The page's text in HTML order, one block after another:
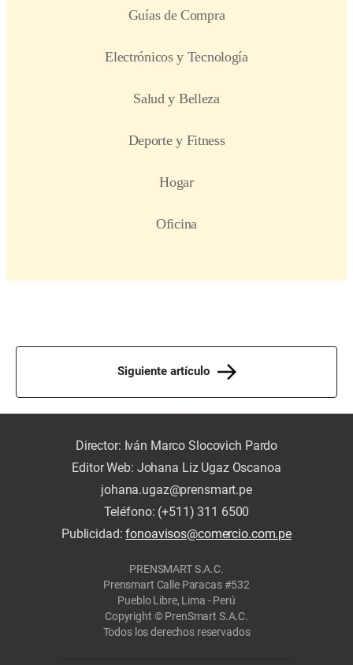
Siguiente artículo
Director: Iván Marco Slocovich Pardo
Editor Web: Johana Liz Ugaz Oscanoa
johana.ugaz@prensmart.pe
Teléfono: (+511) 311 6500
Publicidad:fonoavisos@comercio.com.pe
PRENSMART S.A.C.
Prensmart Calle Paracas #532
Pueblo Libre, Lima - Perú
Copyright © PrenSmart S.A.C.
Todos los derechos reservados